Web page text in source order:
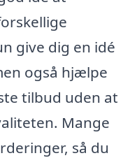
give dig en idé
også hjælpe
tilbud uden at
Mange
så du